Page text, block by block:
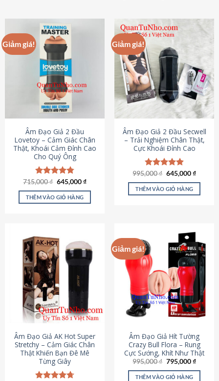
Giảm giá!
Âm Đạo Giả 2 Đầu
Lovetoy – Cảm Giác Chân
Thật, Khoái Cảm Đỉnh Cao
Cho Quý Ông
Được xếp
hạng4.79
5 sao
715,000₫ Giá
là:
715,000 ₫.
645,000₫Giá
tại
THÊM VÀO GIỎ HÀNG
Giảm giá!
Âm Đạo Giả 2 Đầu Secwell
– Trải Nghiệm Chân Thật,
Cực Khoái Đỉnh Cao
Được xếp
hạng4.88
5 sao
995,000₫ Giá
là:
995,000 ₫.
645,000₫Giá
tại
THÊM VÀO GIỎ HÀNG
Âm Đạo Giả AK Hot Super
Stretchy – Cảm Giác Chân
Thật Khiến Bạn Đê Mê
Từng Giây
Giảm giá!
Âm Đạo Giả Hít Tường
Crazy Bull Flora – Rung
Cực Sướng, Khít Như Thật
995,000₫ Giá
là:
795,000₫Giá
tại
THÊM VÀO GIỎ HÀNG